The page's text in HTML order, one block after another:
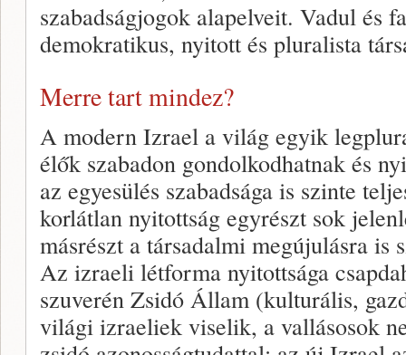
szabadságjogok alapelveit. Vadul és
demokratikus, nyitott és pluralista
Merre tart mindez?
A modern Izrael a világ egyik
élők szabadon gondolkodhatnak és
az egyesülés szabadsága is szinte
korlátlan nyitottság egyrészt sok
másrészt a társadalmi megújulásra is
Az izraeli létforma nyitottsága
szuverén Zsidó Állam (kulturális,
világi izraeliek viselik, a vallásosok